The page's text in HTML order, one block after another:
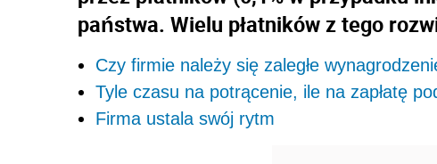
państwa. Wielu płatników z tego
Czy firmie należy się zaległe
Tyle czasu na potrącenie, ile na zapłatę
Firma ustala swój rytm